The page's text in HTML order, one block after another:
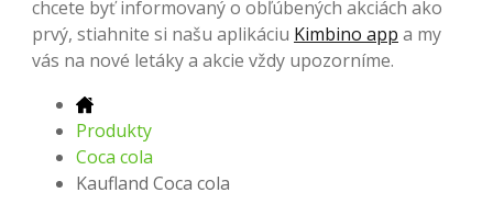
chcete byť informovaný o obľúbených akciách ako
prvý, stiahnite si našu aplikáciu Kimbino app a my
vás na nové letáky a akcie vždy upozorníme.
Produkty
Coca cola
Kaufland Coca cola